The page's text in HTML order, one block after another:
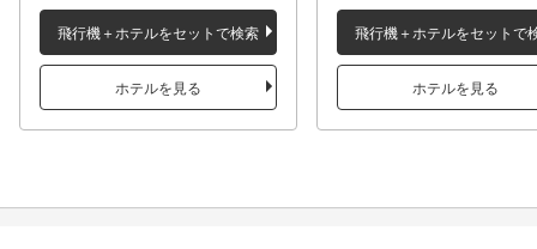
飛行機＋ホテルをセットで検索
ホテルを見る
飛行機＋ホテルをセットで
ホテルを見る